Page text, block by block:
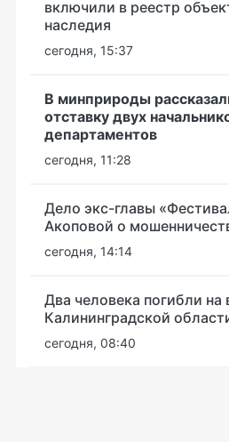
включили в реестр
наследия
сегодня, 15:37
В минприроды
отставку двух
департаментов
сегодня, 11:28
Дело экс-главы
Акоповой о
сегодня, 14:14
Два человека погибли на
Калининградской
сегодня, 08:40